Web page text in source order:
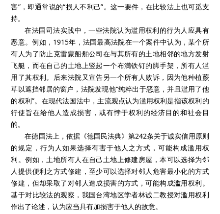
害”，即通常说的“损人不利己”。这一要件，在比较法上也可觅支
持。
在法国司法实践中，一些法院认为滥用权利的行为人应具有
恶意。例如， 1915年，法国最高法院在一个案件中认为，某个所
有人为了防止克雷蒙船舶公司在与其所有的土地相邻的地方发射
飞艇，而在自己的土地上竖起一个布满铁钉的脚手架，所有人滥
用了其权利。后来法院又宣告另一个所有人败诉，因为他种植蕨
草以遮挡邻居的窗户，法院发现他“纯粹出于恶意，并且滥用了他
的权利”。在现代法国法中，主流观点认为滥用权利是指该权利的
行使旨在给他人造成损害，或有悖于权利的经济目的和社会目
的。
在德国法上，依据《德国民法典》第242条关于诚实信用原则
的规定，行为人如果选择有害于他人之方式，可能构成滥用权
利。例如，土地所有人在自己土地上修建房屋，本可以选择为邻
人提供便利之方式修建，至少可以选择对邻人危害最小化的方式
修建，但却采取了对邻人造成损害的方式，可能构成滥用权利。
基于对比较法的观察，我国台湾地区学者林诚二教授对滥用权利
作出了论述，认为应当具有加损害于他人的故意。